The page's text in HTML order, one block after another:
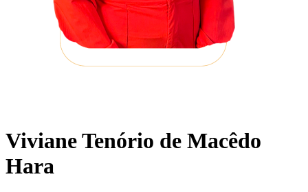
Viviane Tenório de Macêdo
Hara